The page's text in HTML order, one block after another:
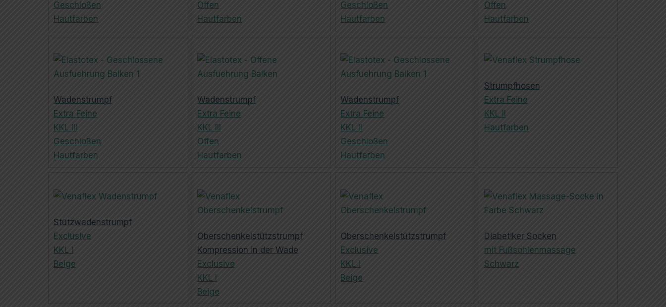
Geschloßen
Hautfarben
Offen
Hautfarben
Geschloßen
Hautfarben
Offen
Hautfarben
Wadenstrumpf
Extra Feine
KKL III
Geschloßen
Hautfarben
Wadenstrumpf
Extra Feine
KKL III
Offen
Hautfarben
Wadenstrumpf
Extra Feine
KKL II
Geschloßen
Hautfarben
Strumpfhosen
Extra Feine
KKL II
Hautfarben
Stützwadenstrumpf
Exclusive
KKL I
Beige
Oberschenkelstützstrumpf
Kompression in der Wade
Exclusive
KKL I
Beige
Oberschenkelstützstrumpf
Exclusive
KKL I
Beige
Diabetiker Socken
mit Fußsohlenmassage
Schwarz